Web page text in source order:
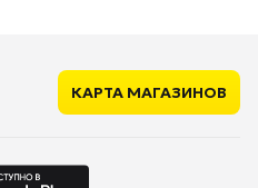
КАРТА МАГАЗИНОВ